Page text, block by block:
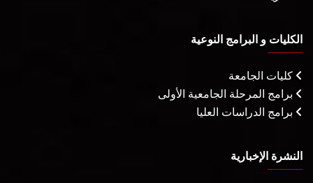
الكليات و البرامج النوعية
كليات الجامعة
برامج المرحلة الجامعية الأولى
برامج الدراسات العليا
النشرة الإخبارية